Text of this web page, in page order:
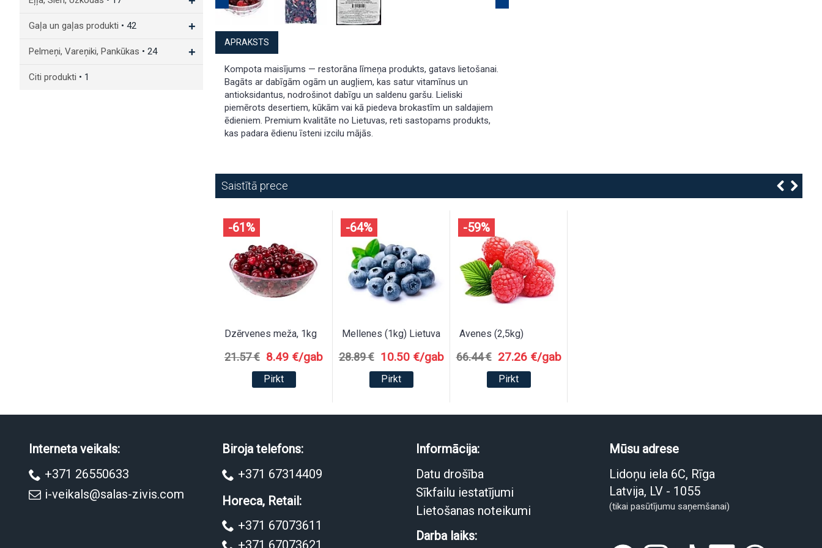
Gaļa un gaļas produkti • 42 +
Pelmeņi, Vareņiki, Pankūkas • 24 +
Citi produkti • 1
APRAKSTS
Kompota maisījums — restorāna līmeņa produkts, gatavs lietošanai.
Bagāts ar dabīgām ogām un augļiem, kas satur vitamīnus un
antioksidantus, nodrošinot dabīgu un saldenu garšu. Lieliski
piemērots desertiem, kūkām vai kā piedeva brokastīm un saldajiem
ēdieniem. Premium kvalitāte no Lietuvas, reti sastopams produkts,
kas padara ēdienu īsteni izcilu mājās.
Saistītā prece
-61%
Dzērvenes meža, 1kg
21.57 € 8.49 €/gab
Pirkt
-64%
Mellenes (1kg) Lietuva
28.89 € 10.50 €/gab
Pirkt
-59%
Avenes (2,5kg)
66.44 € 27.26 €/gab
Pirkt
Interneta veikals:
+371 26550633
i-veikals@salas-zivis.com
Biroja telefons:
+371 67314409
Horeca, Retail:
+371 67073611
Informācija:
Datu drošība
Sīkfailu iestatījumi
Lietošanas noteikumi
Darba laiks:
Mūsu adrese
Lidoņu iela 6C, Rīga
Latvija, LV - 1055
(tikai pasūtījumu saņemšanai)